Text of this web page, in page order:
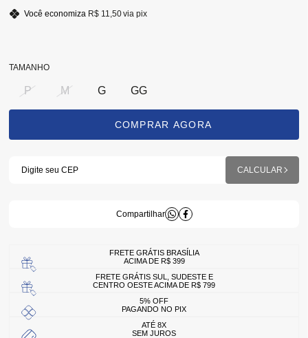
Você economiza R$ 11,50via pix
TAMANHO
P M G GG
FRETE GRÁTIS BRASÍLIA
ACIMA DE R$ 399
FRETE GRÁTIS SUL, SUDESTE E
CENTRO OESTE ACIMA DE R$ 799
5% OFF
PAGANDO NO PIX
ATÉ 8X
SEM JUROS